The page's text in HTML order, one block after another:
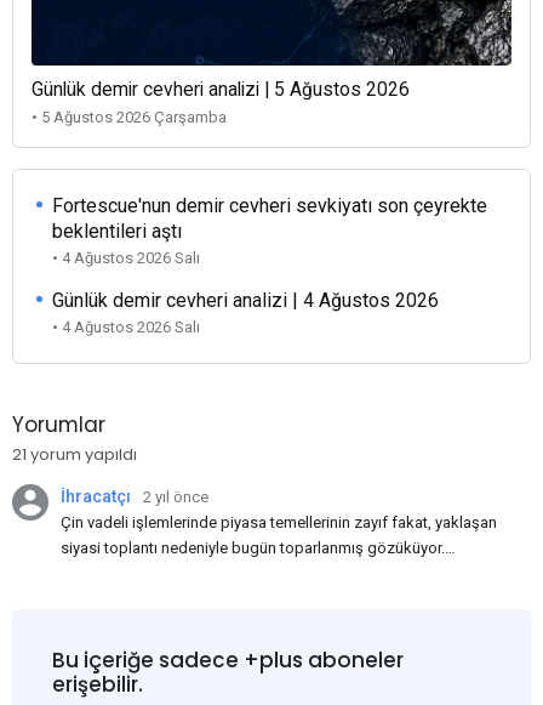
Günlük demir cevheri analizi | 5 Ağustos 2026
• 5 Ağustos 2026 Çarşamba
Fortescue'nun demir cevheri sevkiyatı son çeyrekte
beklentileri aştı
• 4 Ağustos 2026 Salı
Günlük demir cevheri analizi | 4 Ağustos 2026
• 4 Ağustos 2026 Salı
Yorumlar
21 yorum yapıldı
İhracatçı
2 yıl önce
Çin vadeli işlemlerinde piyasa temellerinin zayıf fakat, yaklaşan
siyasi toplantı nedeniyle bugün toparlanmış gözüküyor.
Bu nedenle USD, en yüksek USD-RMB döviz kuru olan
1:7.31'den 1:7.26'ya gerileyerek çelik fiyatını 3-5$ civarında
etkiledi. Bakalım ilerleyen günlerde neler göreceğiz, Çin'de
Bu içeriğe sadece +plus aboneler
erişebilir.